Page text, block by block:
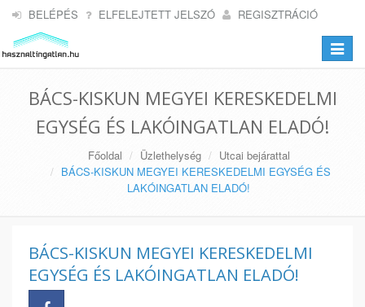
BELÉPÉS ELFELEJTETT JELSZÓ REGISZTRÁCIÓ
Toggle
BÁCS-KISKUN MEGYEI KERESKEDELMI
EGYSÉG ÉS LAKÓINGATLAN ELADÓ!
Főoldal Üzlethelység
Utcai bejárattal
BÁCS-KISKUN MEGYEI KERESKEDELMI EGYSÉG ÉS
LAKÓINGATLAN ELADÓ!
BÁCS-KISKUN MEGYEI KERESKEDELMI
EGYSÉG ÉS LAKÓINGATLAN ELADÓ!